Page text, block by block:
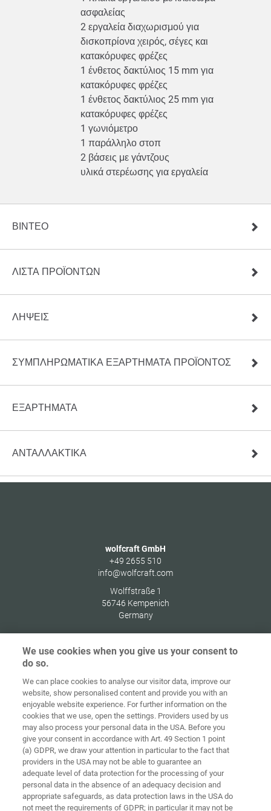
ασφαλείας
2 εργαλεία διαχωρισμού για
δισκοπρίονα χειρός, σέγες και
κατακόρυφες φρέζες
1 ένθετος δακτύλιος 15 mm για
κατακόρυφες φρέζες
1 ένθετος δακτύλιος 25 mm για
κατακόρυφες φρέζες
1 γωνιόμετρο
1 παράλληλο στοπ
2 βάσεις με γάντζους
υλικά στερέωσης για εργαλεία
ΒΊΝΤΕΟ
ΛΊΣΤΑ ΠΡΟΪΌΝΤΩΝ
ΛΉΨΕΙΣ
ΣΥΜΠΛΗΡΩΜΑΤΙΚΑ ΕΞΑΡΤΗΜΑΤΑ ΠΡΟΪΟΝΤΟΣ
ΕΞΑΡΤΗΜΑΤΑ
ΑΝΤΑΛΛΑΚΤΙΚΆ
wolfcraft GmbH
+49 2655 510
info@wolfcraft.com
Wolffstraße 1
56746 Kempenich
Germany
Αρχική Επικοινωνία
Στοιχεία
έκδοσης
Προστασία
δεδομένων
Γενικοί Όροι
Συναλλαγών
Οδηγίες για
Cookies Σύνδεση
Accessibility
Statement
Ρυθμίσεις cookies
We use cookies when you give us your consent to
do so.
We can place cookies to analyse our visitor data, improve our
website, show personalised content and provide you with an
enjoyable website experience. For further information on the
cookies that we use, open the settings. Providers used by us
may also process your personal data in the USA. Before you
give your consent in accordance with Art. 49 Section 1 point
(a) GDPR, we draw your attention in particular to the fact that
providers in the USA may not be able to guarantee an
adequate level of data protection for the processing of your
personal data in the absence of an adequacy decision and
appropriate safeguards, as data protection laws in the USA do
not meet the requirements of GDPR; in particular it may not be